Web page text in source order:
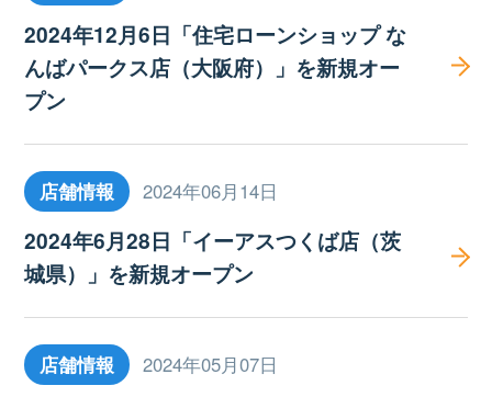
2024年12月6日「住宅ローンショップ な
んばパークス店（大阪府）」を新規オー
プン
店舗情報 2024年06月14日
2024年6月28日「イーアスつくば店（茨
城県）」を新規オープン
店舗情報 2024年05月07日